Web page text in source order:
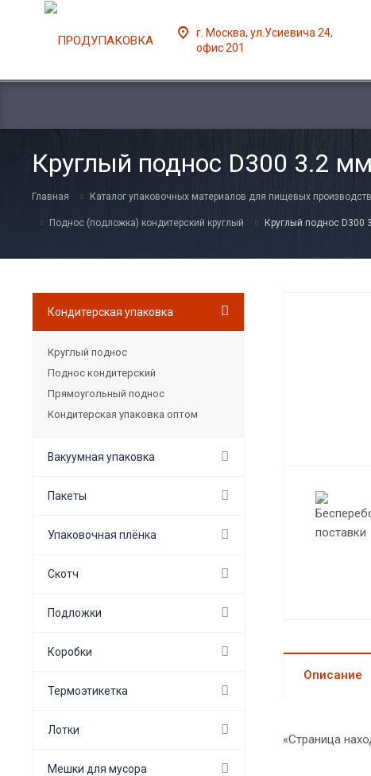
г. Москва, ул.Усиевича 24,
офис 201
Круглый поднос D300 3.2 мм
Главная Каталог упаковочных материалов для пищевых производств
Поднос (подложка) кондитерский круглый Круглый поднос D300
Описание
«Страница
Кондитерская упаковка
Круглый поднос
Поднос кондитерский
Прямоугольный поднос
Кондитерская упаковка оптом
Вакуумная упаковка
Пакеты
Упаковочная плёнка
Скотч
Подложки
Коробки
Термоэтикетка
Лотки
Мешки для мусора